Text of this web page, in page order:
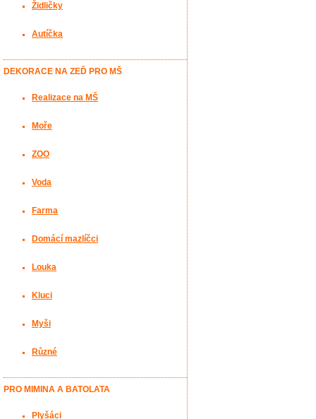
Židličky
Autíčka
DEKORACE NA ZEĎ PRO MŠ
Realizace na MŠ
Moře
ZOO
Voda
Farma
Domácí mazlíčci
Louka
Kluci
Myši
Různé
PRO MIMINA A BATOLATA
Plyšáci